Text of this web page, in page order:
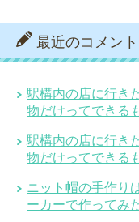
最近のコメント
駅構内の店に行き
物だけってできる
駅構内の店に行き
物だけってできる
ニット帽の手作り
ーカーで作ってみ